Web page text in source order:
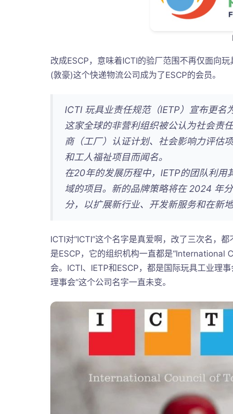
改成ESCP，意味着ICTI的验厂范围不再仅面向
(敦豪)这个快递物流公司成为了ESCP的会员。
ICTI 玩具业责任规范（IETP）宣布更名
这家全球的非营利组织被公认为社会责
商（工厂）认证计划、社会影响力评估
和工人福祉项目而闻名。
在20年的发展历程中，IETP的团队利
域的项目。新的品牌策略将在 2024 年
分，以扩展新行业、开发新服务和在新地
ICTI对“ICTI”这个名字是真爱啊，改了三次名，
是ESCP，它的组织机构一直都是“International
会。ICTI、IETP和ESCP，都是国际玩具工业理
理事会”这个公司名字一直未变。